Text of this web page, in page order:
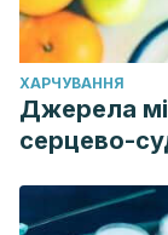
ХАРЧУВАННЯ
Джерела
серцево-